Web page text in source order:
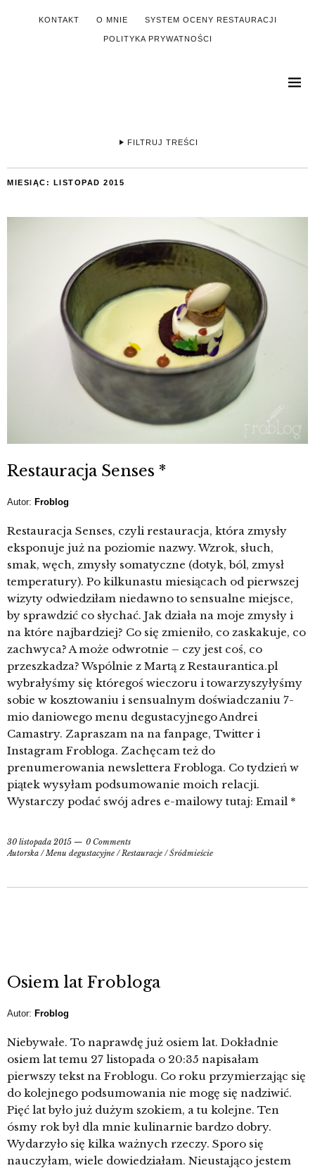
KONTAKT O MNIE SYSTEM OCENY RESTAURACJI
POLITYKA PRYWATNOŚCI
FILTRUJ TREŚCI
MIESIĄC: LISTOPAD 2015
Restauracja Senses *
Autor: Froblog
Restauracja Senses, czyli restauracja, która zmysły
eksponuje już na poziomie nazwy. Wzrok, słuch,
smak, węch, zmysły somatyczne (dotyk, ból, zmysł
temperatury). Po kilkunastu miesiącach od pierwszej
wizyty odwiedziłam niedawno to sensualne miejsce,
by sprawdzić co słychać. Jak działa na moje zmysły i
na które najbardziej? Co się zmieniło, co zaskakuje, co
zachwyca? A może odwrotnie – czy jest coś, co
przeszkadza? Wspólnie z Martą z Restaurantica.pl
wybrałyśmy się któregoś wieczoru i towarzyszyłyśmy
sobie w kosztowaniu i sensualnym doświadczaniu 7-
mio daniowego menu degustacyjnego Andrei
Camastry. Zapraszam na na fanpage, Twitter i
Instagram Frobloga. Zachęcam też do
prenumerowania newslettera Frobloga. Co tydzień w
piątek wysyłam podsumowanie moich relacji.
Wystarczy podać swój adres e-mailowy tutaj: Email *
30 listopada 2015
0 Comments
Autorska /Menu degustacyjne /Restauracje /Śródmieście
Osiem lat Frobloga
Autor: Froblog
Niebywałe. To naprawdę już osiem lat. Dokładnie
osiem lat temu 27 listopada o 20:35 napisałam
pierwszy tekst na Froblogu. Co roku przymierzając się
do kolejnego podsumowania nie mogę się nadziwić.
Pięć lat było już dużym szokiem, a tu kolejne. Ten
ósmy rok był dla mnie kulinarnie bardzo dobry.
Wydarzyło się kilka ważnych rzeczy. Sporo się
nauczyłam, wiele dowiedziałam. Nieustająco jestem